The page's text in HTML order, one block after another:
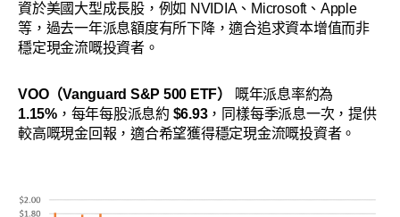
資於美國大型成長股，例如 NVIDIA、Microsoft、Apple
等，過去一年派息額度有所下降，適合追求資本增值而非
穩定現金流嘅投資者。
VOO（Vanguard S&P 500 ETF）
嘅年派息率約為
1.15%，每年每股派息約 $6.93，同樣每季派息一次，提供
較高嘅現金回報，適合希望獲得穩定現金流嘅投資者。